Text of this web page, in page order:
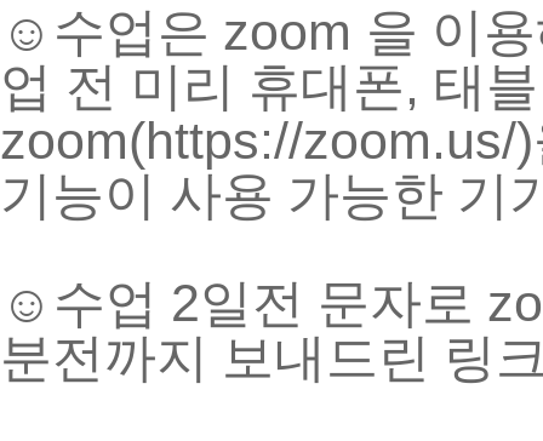
☺ 수업은 zoom 을 이
업 전 미리 휴대폰, 태
zoom(https://zoom.us/)
기능이 사용 가능한 기
☺ 수업 2일전 문자로
분전까지 보내드린 링